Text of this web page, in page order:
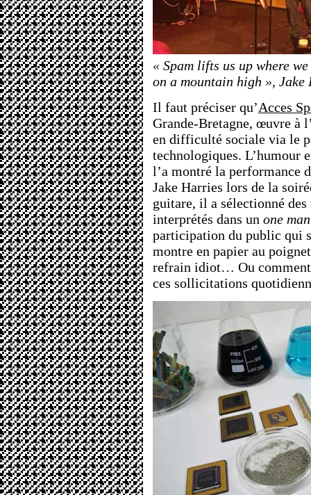
« Spam lifts us up where
on a mountain high »,
Il faut préciser qu’Acces
Grande-Bretagne, œuvre à
en difficulté sociale via le
technologiques. L’humour
l’a montré la performance
Jake Harries lors de la
guitare, il a sélectionné des
interprétés dans un one
participation du public qui
montre en papier au
refrain idiot… Ou comment
ces sollicitations